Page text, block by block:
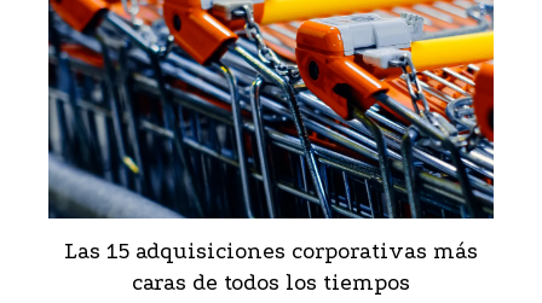
Las 15 adquisiciones corporativas más
caras de todos los tiempos